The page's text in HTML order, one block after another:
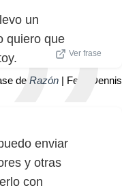
un
quiero que
Ver frase
de Razón | Felix Dennis
enviar
y otras
con